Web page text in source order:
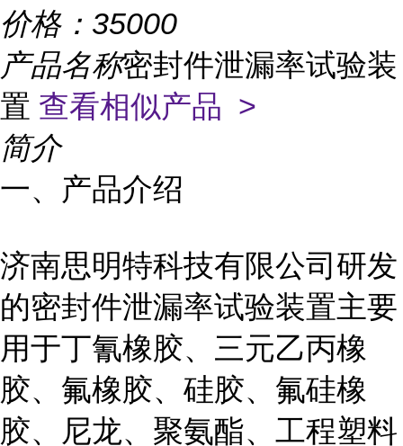
价格： 35000
产品名称密封件泄漏率试验装
置 查看相似产品 >
简介
一、产品介绍
济南思明特科技有限公司研发
的密封件泄漏率试验装置主要
用于丁氰橡胶、三元乙丙橡
胶、氟橡胶、硅胶、氟硅橡
胶、尼龙、聚氨酯、工程塑料